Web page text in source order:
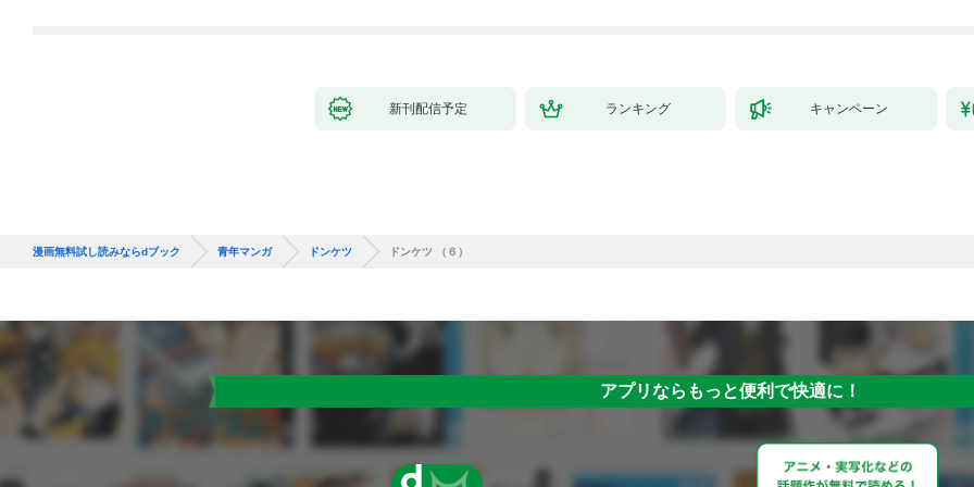
新刊配信予定 ランキング キャンペーン
漫画無料試し読みならdブック 青年マンガ ドンケツ ドンケツ （６）
アプリならもっと便利で快適に！